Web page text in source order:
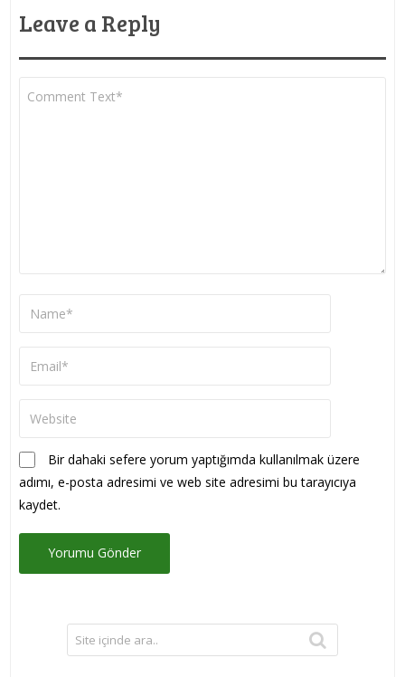
Leave a Reply
Bir dahaki sefere yorum yaptığımda kullanılmak üzere
adımı, e-posta adresimi ve web site adresimi bu tarayıcıya
kaydet.